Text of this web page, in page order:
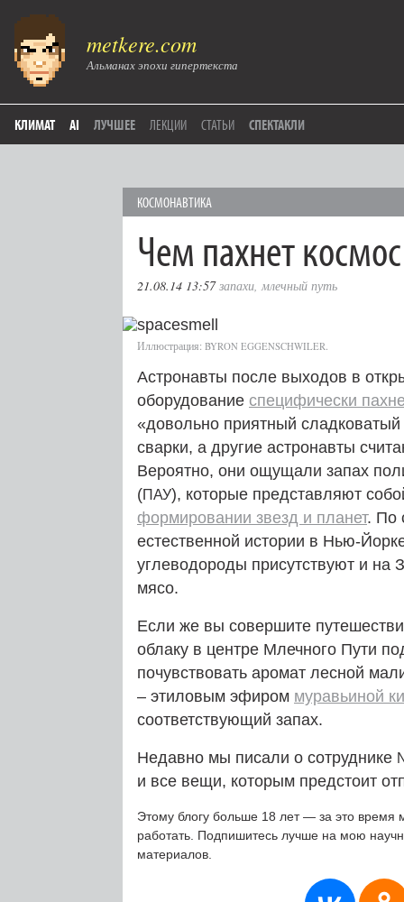
metkere.com
Альманах эпохи гипертекста
КЛИМАТ AI ЛУЧШЕЕ ЛЕКЦИИ СТАТЬИ СПЕКТАКЛИ
КОСМОНАВТИКА
Чем пахнет космос
21.08.14 13:57 запахи,млечный путь
Иллюстрация: BYRON EGGENSCHWILER
Астронавты после выходов в
оборудование специфически
«довольно приятный
сварки, а другие астронавты
Вероятно, они ощущали запах
(ПАУ), которые представляют
формировании звезд и планет. По
естественной истории в Нью-
углеводороды присутствуют и на
мясо.
Если же вы совершите
облаку в центре Млечного Пути
почувствовать аромат лесной
– этиловым эфиром муравьиной
соответствующий запах.
Недавно мы писали о сотруднике
и все вещи, которым предстоит
Этому блогу больше 18 лет — за это время
работать. Подпишитесь лучше на мою
материалов.